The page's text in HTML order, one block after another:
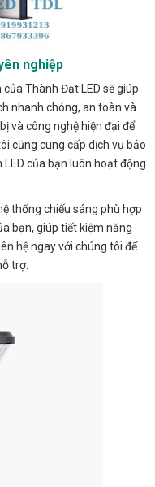
nghiệp
Thành Đạt LED sẽ giúp
nhanh chóng, an toàn và
và công nghệ hiện đại để
cũng cung cấp dịch vụ bảo
của bạn luôn hoạt động
thống chiếu sáng phù hợp
bạn, giúp tiết kiệm năng
hệ ngay với chúng tôi để
trợ.